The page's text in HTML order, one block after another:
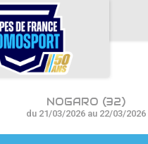
NOGARO (32)
du 21/03/2026 au 22/03/2026